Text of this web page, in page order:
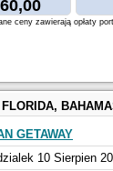
ceny zawierają opłaty
FLORIDA,
GETAWAY
10 Sierpien